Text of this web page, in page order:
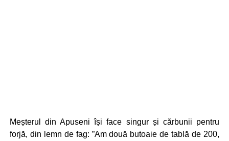
Meșterul din Apuseni își face singur și cărbunii pentru
forjă, din lemn de fag: ”Am două butoaie de tablă de 200,